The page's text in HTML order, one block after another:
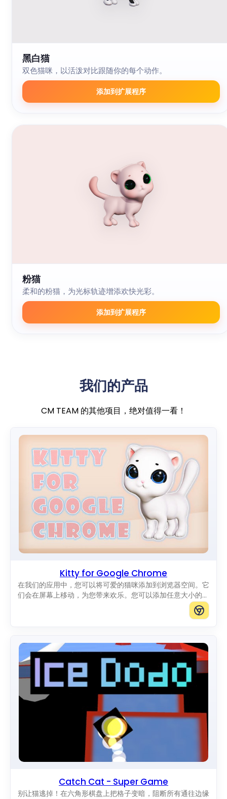
黑白猫
双色猫咪，以活泼对比跟随你的每个动作。
添加到扩展程序
粉猫
柔和的粉猫，为光标轨迹增添欢快光彩。
添加到扩展程序
我们的产品
CM TEAM 的其他项目，绝对值得一看！
Kitty for Google Chrome
在我们的应用中，您可以将可爱的猫咪添加到浏览器空间。它
们会在屏幕上移动，为您带来欢乐。您可以添加任意大小的猫
Catch Cat - Super Game
别让猫逃掉！在六角形棋盘上把格子变暗，阻断所有通往边缘